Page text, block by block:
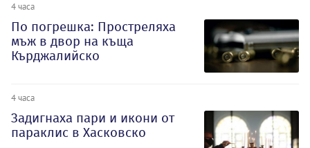
4 часа
По погрешка: Простреляха
мъж в двор на къща
Кърджалийско
4 часа
Задигнаха пари и икони от
параклис в Хасковско